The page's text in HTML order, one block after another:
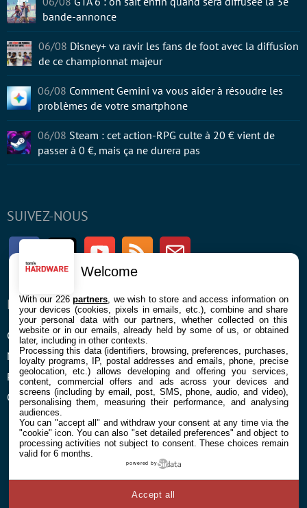
SUIVEZ-NOUS
FacebookTwitter Youtube RSS Newsletter
ENTREPRISE
Confidentialité et Cookies
Mentions légales et CGU
Préférences Cookies
Qui sommes nous
À PROPOS
Contact
bande-annonce
06/08 Disney+ va ravir les fans de foot avec la diffusion
de ce championnat majeur
06/08 Comment Gemini va vous aider à résoudre les
problèmes de votre smartphone
06/08 Steam : cet action-RPG culte à 20 € vient de
passer à 0 €, mais ça ne durera pas
Welcome
With our 226partners , we wish to store and access information on
your devices (cookies, pixels in emails, etc.), combine and share
your personal data with our partners, whether collected on this
website or in our emails, already held by some of us, or obtained
later, including in other contexts.
Processing this data (identifiers, browsing, preferences, purchases,
loyalty programs, IP, postal addresses and emails, phone, precise
geolocation, etc.) allows developing and offering you services,
content, commercial offers and ads across your devices and
screens (including by email, post, SMS, phone, audio, and video),
personalising them, measuring their performance, and analysing
audiences.
You can "accept all" and withdraw your consent at any time via the
"cookie" icon. You can also "set detailed preferences" and object to
processing activities not subject to consent. These choices remain
valid for 6 months.
powered by
Accept all